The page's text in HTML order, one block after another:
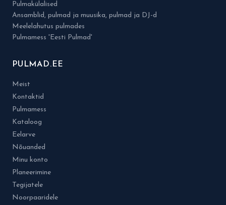
Pulmakülalised
Ansamblid, pulmad ja muusika, pulmad ja DJ-d
Meelelahutus pulmades
Pulmamess 'Eesti Pulmad'
PULMAD.EE
Meist
Kontaktid
Pulmamess
Kataloog
Eelarve
Nõuanded
Minu konto
Planeerimine
Tegijatele
Noorpaaridele